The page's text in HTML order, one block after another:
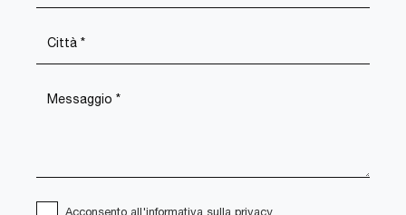
Acconsento all'informativa sulla privacy